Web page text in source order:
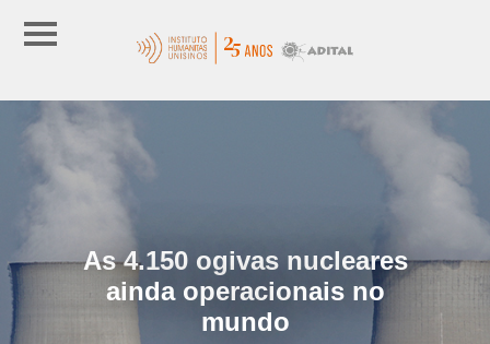
As 4.150 ogivas nucleares
ainda operacionais no
mundo